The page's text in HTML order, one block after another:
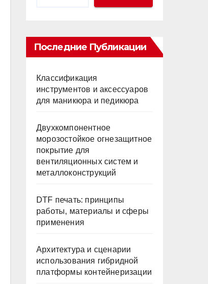
Последние Публикации
Классификация
инструментов и аксессуаров
для маникюра и педикюра
Двухкомпонентное
морозостойкое огнезащитное
покрытие для
вентиляционных систем и
металлоконструкций
DTF печать: принципы
работы, материалы и сферы
применения
Архитектура и сценарии
использования гибридной
платформы контейнеризации